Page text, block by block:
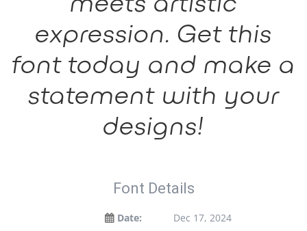
meets artistic
expression. Get this
font today and make a
statement with your
designs!
Font Details
Date:
Dec 17, 2024